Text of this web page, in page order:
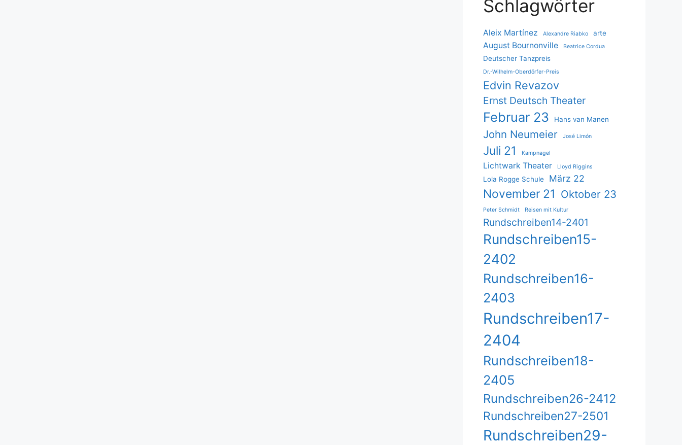
Schlagwörter
Aleix Martínez Alexandre Riabko arte
August Bournonville Beatrice Cordua
Deutscher Tanzpreis
Dr.-Wilhelm-Oberdörfer-Preis
Edvin Revazov
Ernst Deutsch Theater
Februar 23 Hans van Manen
John Neumeier José Limón
Juli 21 Kampnagel
Lichtwark Theater Lloyd Riggins
Lola Rogge Schule März 22
November 21 Oktober 23
Peter Schmidt Reisen mit Kultur
Rundschreiben14-2401
Rundschreiben15-
2402
Rundschreiben16-
2403
Rundschreiben17-
2404
Rundschreiben18-
2405
Rundschreiben26-2412
Rundschreiben27-2501
Rundschreiben29-